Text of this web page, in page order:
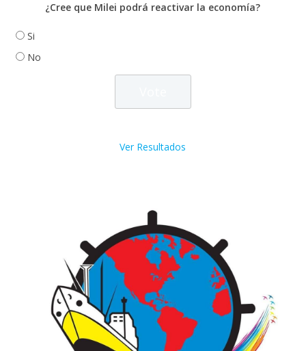
¿Cree que Milei podrá reactivar la economía?
Si
No
Ver Resultados